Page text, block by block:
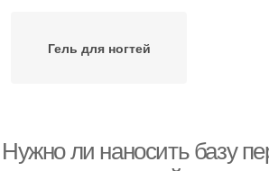
Гель для ногтей
Нужно ли наносить базу